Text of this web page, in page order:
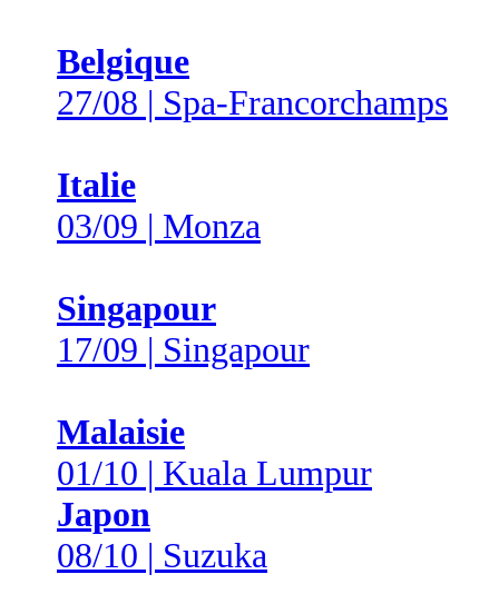
Belgique
27/08 | Spa-Francorchamps
Italie
03/09 | Monza
Singapour
17/09 | Singapour
Malaisie
01/10 | Kuala Lumpur
Japon
08/10 | Suzuka